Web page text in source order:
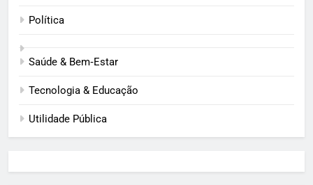
Política
Saúde & Bem‑Estar
Tecnologia & Educação
Utilidade Pública